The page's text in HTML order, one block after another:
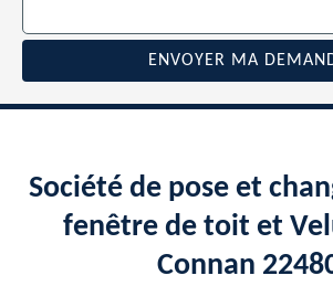
Société de pose et
fenêtre de toit et
Connan